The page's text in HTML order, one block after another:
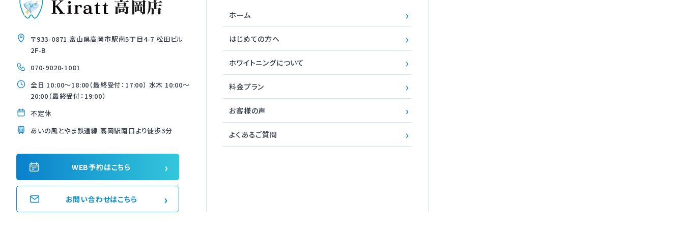
〒933-0871 富山県高岡市駅南5丁目4-7 松田ビル
2F-B
070-9020-1081
全日 10:00〜18:00（最終受付：17:00） 水木 10:00〜
20:00（最終受付：19:00）
不定休
あいの風とやま鉄道線 高岡駅南口より徒歩3分
WEB予約はこちら ›
お問い合わせはこちら ›
ホーム ›
はじめての方へ ›
ホワイトニングについて ›
料金プラン ›
お客様の声 ›
よくあるご質問 ›